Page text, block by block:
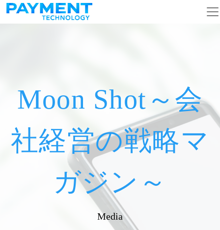
コンテンツへスキップ
メインナビゲーション
Moon Shot～会
社経営の戦略マ
ガジン～
Media